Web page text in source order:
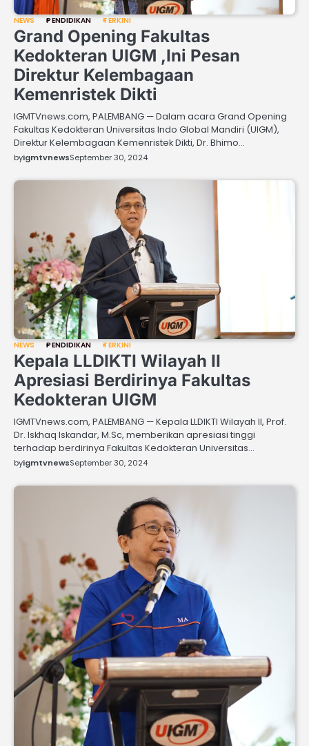
NEWS PENDIDIKAN TERKINI
Grand Opening Fakultas
Kedokteran UIGM ,Ini Pesan
Direktur Kelembagaan
Kemenristek Dikti
IGMTVnews.com, PALEMBANG — Dalam acara Grand Opening
Fakultas Kedokteran Universitas Indo Global Mandiri (UIGM),
Direktur Kelembagaan Kemenristek Dikti, Dr. Bhimo…
byigmtvnewsSeptember 30, 2024
NEWS PENDIDIKAN TERKINI
Kepala LLDIKTI Wilayah II
Apresiasi Berdirinya Fakultas
Kedokteran UIGM
IGMTVnews.com, PALEMBANG — Kepala LLDIKTI Wilayah II, Prof.
Dr. Iskhaq Iskandar, M.Sc, memberikan apresiasi tinggi
terhadap berdirinya Fakultas Kedokteran Universitas…
byigmtvnewsSeptember 30, 2024